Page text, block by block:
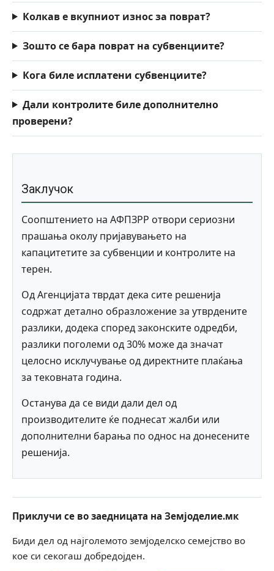
Колкав е вкупниот износ за поврат?
Зошто се бара поврат на субвенциите?
Кога биле исплатени субвенциите?
Дали контролите биле дополнително
проверени?
Заклучок
Соопштението на АФПЗРР отвори сериозни
прашања околу пријавувањето на
капацитетите за субвенции и контролите на
терен.
Од Агенцијата тврдат дека сите решенија
содржат детално образложение за утврдените
разлики, додека според законските одредби,
разлики поголеми од 30% може да значат
целосно исклучување од директните плаќања
за тековната година.
Останува да се види дали дел од
производителите ќе поднесат жалби или
дополнителни барања по однос на донесените
решенија.
Приклучи се во заедницата на Земјоделие.мк
Биди дел од најголемото земјоделско семејство во
кое си секогаш добредојден.